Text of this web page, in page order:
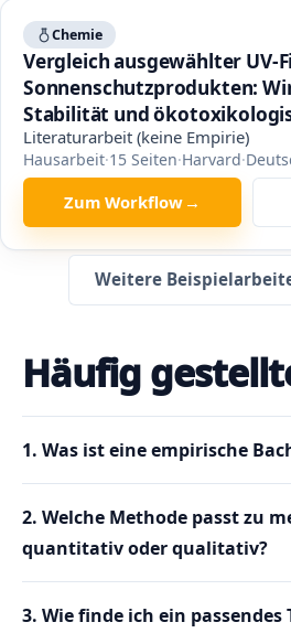
Chemie
Vergleich ausgewählter UV-
Sonnenschutzprodukten:
Stabilität und
Literaturarbeit (keine Empirie)
Hausarbeit·15 Seiten·Harvard·
Zum Workflow →
Weitere
Häufig
1. Was ist eine empirische
2. Welche Methode passt zu
quantitativ oder qualitativ?
3. Wie finde ich ein passendes